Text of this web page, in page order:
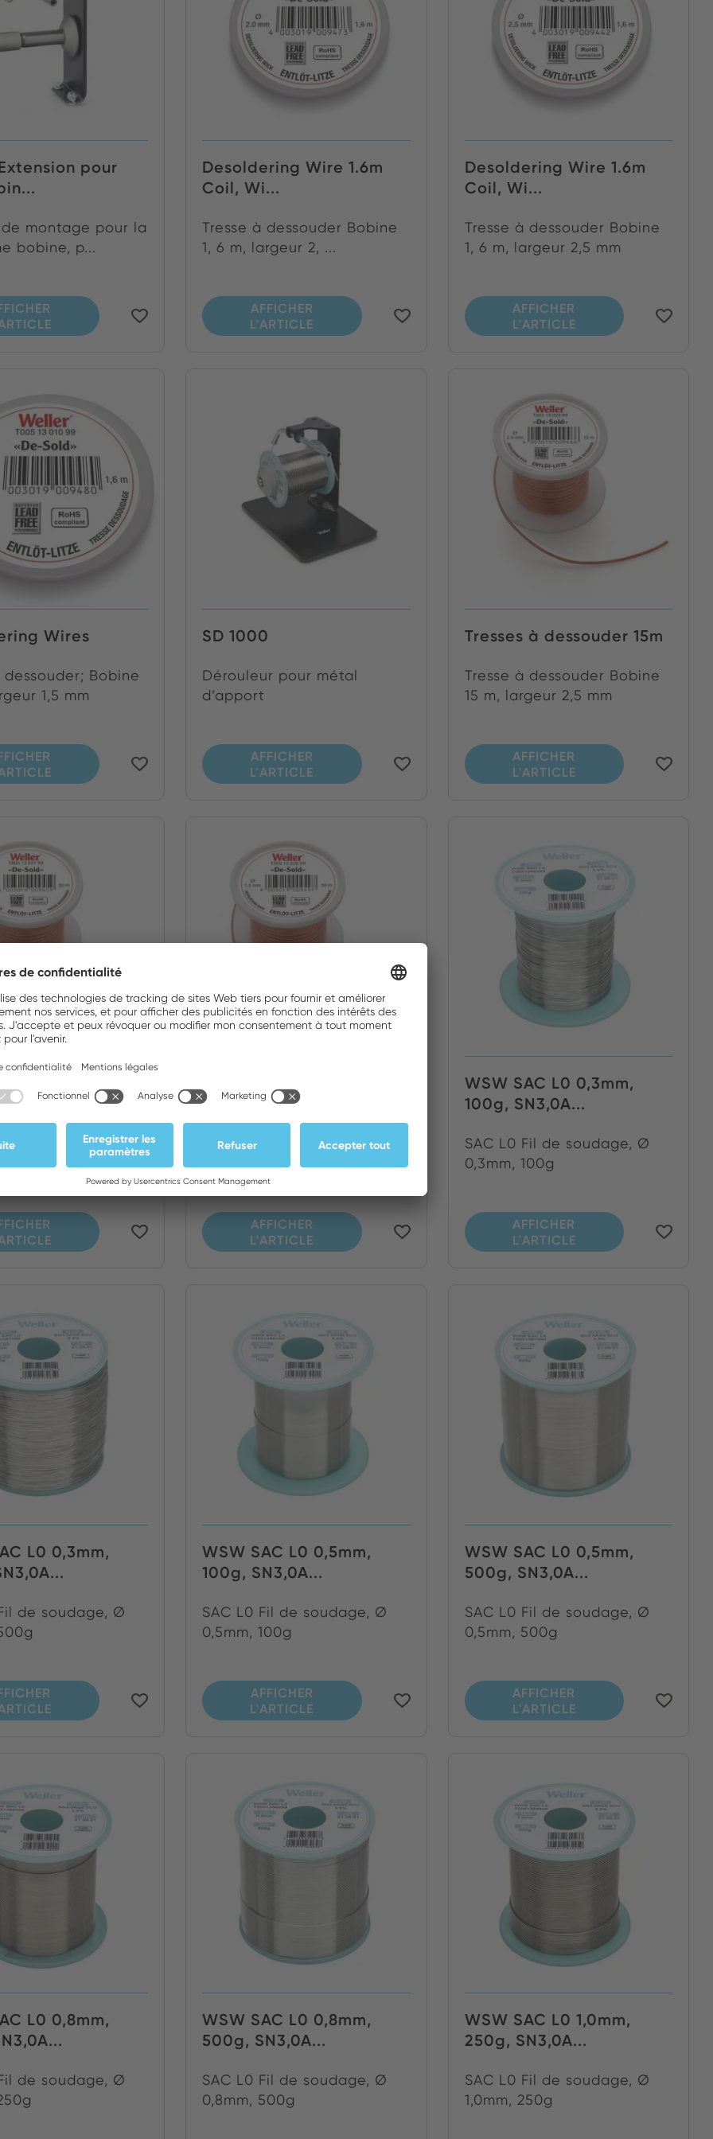
pour
montage pour la
bobine, p...
Desoldering Wire 1.6m
Coil, Wi...
Tresse à dessouder Bobine
1, 6 m, largeur 2, ...
AFFICHER
L'ARTICLE
Desoldering Wire 1.6m
Coil, Wi...
Tresse à dessouder Bobine
1, 6 m, largeur 2,5 mm
AFFICHER
L'ARTICLE
Wires
dessouder; Bobine
1,5 mm
SD 1000
Dérouleur pour métal
d’apport
AFFICHER
L'ARTICLE
Tresses à dessouder 15m
Tresse à dessouder Bobine
15 m, largeur 2,5 mm
AFFICHER
L'ARTICLE
dessouder Bobine
2 mm
Tresse à dessouder Bobine
30 m, largeur 1,5 mm
AFFICHER
L'ARTICLE
WSW SAC L0 0,3mm,
100g, SN3,0A...
SAC L0 Fil de soudage, Ø
0,3mm, 100g
AFFICHER
L'ARTICLE
L0 0,3mm,
de soudage, Ø
WSW SAC L0 0,5mm,
100g, SN3,0A...
SAC L0 Fil de soudage, Ø
0,5mm, 100g
AFFICHER
L'ARTICLE
WSW SAC L0 0,5mm,
500g, SN3,0A...
SAC L0 Fil de soudage, Ø
0,5mm, 500g
AFFICHER
L'ARTICLE
L0 0,8mm,
de soudage, Ø
WSW SAC L0 0,8mm,
500g, SN3,0A...
SAC L0 Fil de soudage, Ø
0,8mm, 500g
WSW SAC L0 1,0mm,
250g, SN3,0A...
SAC L0 Fil de soudage, Ø
1,0mm, 250g